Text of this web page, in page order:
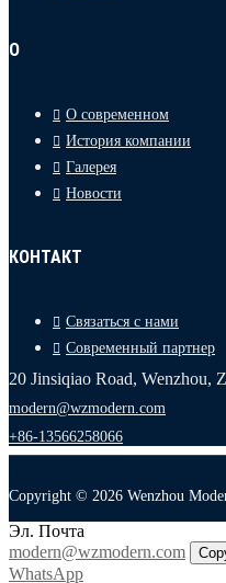
О
О современном
История компании
Галерея
Новости
КОНТАКТ
Связаться с нами
Современный партнер
20 Jinsiqiao Road, Wenzhou,
modern@wzmodern.com
+86-13566258066
Copyright © 2026 Wenzhou
Эл. Почта
modern@wzmodern.com
WhatsApp